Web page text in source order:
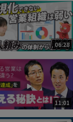
06:28
11:01